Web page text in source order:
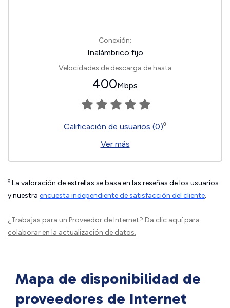
Conexión:
Inalámbrico fijo
Velocidades de descarga de hasta
400Mbps
Calificación de usuarios (0)◊
Ver más
◊ La valoración de estrellas se basa en las reseñas de los usuarios
y nuestra encuesta independiente de satisfacción del cliente.
¿Trabajas para un Proveedor de Internet? Da clic aquípara
colaborar en la actualización de datos.
Mapa de disponibilidad de
proveedores de Internet